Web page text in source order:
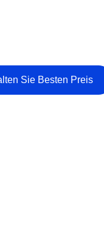
Sie Besten Preis